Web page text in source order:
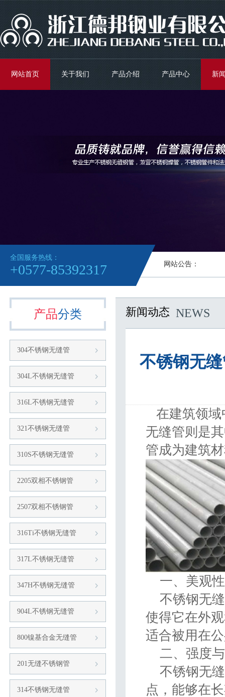
网站首页 关于我们 产品介绍 产品中心 新
全国服务热线：
+0577-85392317 网站公告：
产品分类
304不锈钢无缝管
304L不锈钢无缝管
316L不锈钢无缝管
321不锈钢无缝管
310S不锈钢无缝管
2205双相不锈钢管
2507双相不锈钢管
316Ti不锈钢无缝管
317L不锈钢无缝管
347H不锈钢无缝管
904L不锈钢无缝管
800镍基合金无缝管
201无缝不锈钢管
314不锈钢无缝管
新闻动态 NEWS
不锈钢无
在建筑领域
无缝管则是
管成为建筑
一、美观性
不锈钢无缝
使得它在外
适合被用在
二、强度
不锈钢无缝
点，能够在